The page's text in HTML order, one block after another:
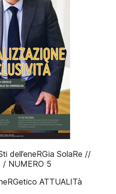
dell’eneRGia SolaRe //
/ NUMERO 5
ATTUALITà